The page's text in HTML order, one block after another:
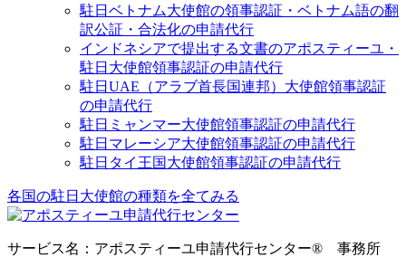
駐日ベトナム大使館の領事認証・ベトナム語の翻
訳公証・合法化の申請代行
インドネシアで提出する文書のアポスティーユ・
駐日大使館領事認証の申請代行
駐日UAE（アラブ首長国連邦）大使館領事認証
の申請代行
駐日ミャンマー大使館領事認証の申請代行
駐日マレーシア大使館領事認証の申請代行
駐日タイ王国大使館領事認証の申請代行
各国の駐日大使館の種類を全てみる
サービス名：アポスティーユ申請代行センター® 事務所